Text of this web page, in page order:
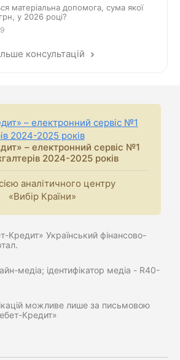
матеріальна допомога, сума якої
у 2026 році?
консультацій
– електронний сервіс №1
2024-2025 років
аналітичного центру
«Вибір Країни»
Український фінансово-
медіа; ідентифікатор медіа - R40-
можливе лише за письмовою
Кредит»